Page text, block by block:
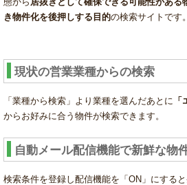
き物件化を後押しする目的の検索サイトです。
現状の営業業種からの検索
「業種から検索」より業種を選んだあとに
からお好みに合う物件が検索できます。
自動メール配信機能で新鮮な物
検索条件を登録し配信機能を「ON」にする